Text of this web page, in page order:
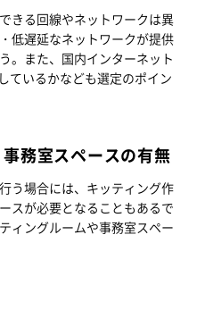
きる回線やネットワークは異
低遅延なネットワークが提供
。また、国内インターネット
ているかなども選定のポイン
務室スペースの有無
う場合には、キッティング作
スが必要となることもあるで
ィングルームや事務室スペー